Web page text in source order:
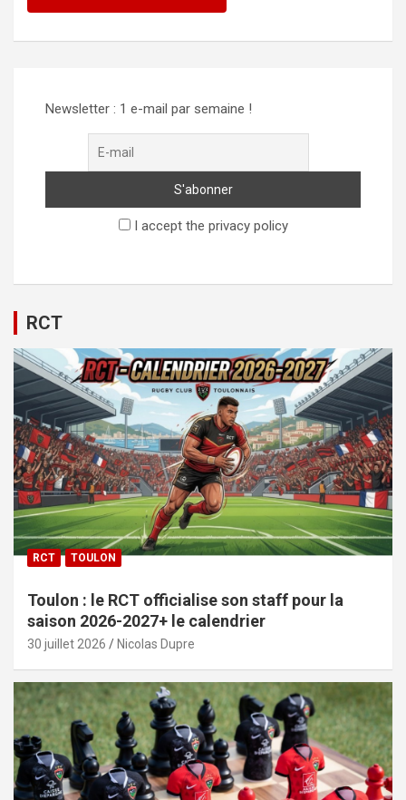
Newsletter : 1 e-mail par semaine !
I accept the privacy policy
RCT
RCT TOULON
Toulon : le RCT officialise son staff pour la
saison 2026-2027+ le calendrier
30 juillet 2026 Nicolas Dupre